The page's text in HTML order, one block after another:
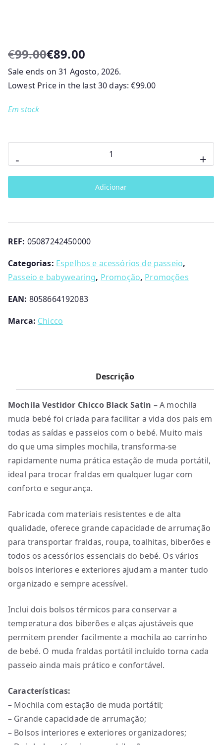
€99.00
O
p
r
ç
r
n
l
r
a
€
9
.
€89.00
O
p
r
ç
t
é
€
9
.
0
.
Sale ends on 31 Agosto, 2026.
Lowest Price in the last 30 days:€99.00
Em stock
-
de
Mochila
+
Adicionar
REF: 05087242450000
Categorias: Espelhos e acessórios de passeio,
Passeio e babywearing, Promoção, Promoções
EAN: 8058664192083
Marca: Chicco
Descrição
Mochila Vestidor Chicco Black Satin –A mochila
muda bebé foi criada para facilitar a vida dos pais em
todas as saídas e passeios com o bebé. Muito mais
do que uma simples mochila, transforma-se
rapidamente numa prática estação de muda portátil,
ideal para trocar fraldas em qualquer lugar com
conforto e segurança.
Fabricada com materiais resistentes e de alta
qualidade, oferece grande capacidade de arrumação
para transportar fraldas, roupa, toalhitas, biberões e
todos os acessórios essenciais do bebé. Os vários
bolsos interiores e exteriores ajudam a manter tudo
organizado e sempre acessível.
Inclui dois bolsos térmicos para conservar a
temperatura dos biberões e alças ajustáveis que
permitem prender facilmente a mochila ao carrinho
de bebé. O muda fraldas portátil incluído torna cada
passeio ainda mais prático e confortável.
Características:
– Mochila com estação de muda portátil;
– Grande capacidade de arrumação;
– Bolsos interiores e exteriores organizadores;